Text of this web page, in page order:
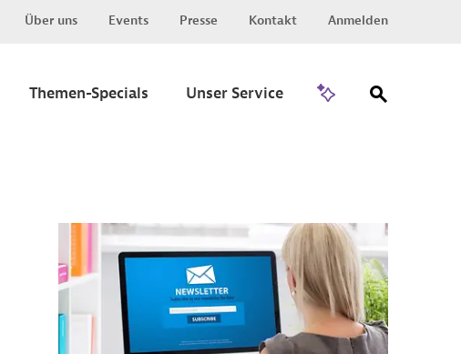
Über uns Events Presse Kontakt Anmelden
Themen-Specials Unser Service